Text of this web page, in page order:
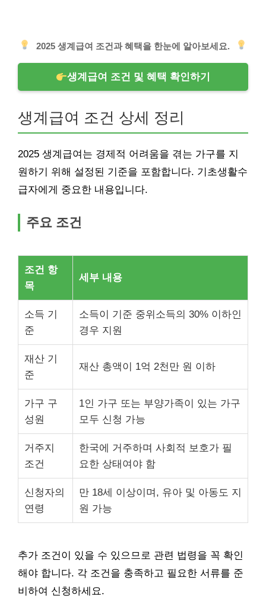
2025 생계급여 조건과 혜택을 한눈에 알아보세요.
생계급여 조건 및 혜택 확인하기
생계급여 조건 상세 정리
2025 생계급여는 경제적 어려움을 겪는 가구를 지
원하기 위해 설정된 기준을 포함합니다. 기초생활수
급자에게 중요한 내용입니다.
주요 조건
조건 항
목
세부 내용
소득 기
준
소득이 기준 중위소득의 30% 이하인
경우 지원
재산 기
준
재산 총액이 1억 2천만 원 이하
가구 구
성원
1인 가구 또는 부양가족이 있는 가구
모두 신청 가능
거주지
조건
한국에 거주하며 사회적 보호가 필
요한 상태여야 함
신청자의
연령
만 18세 이상이며, 유아 및 아동도 지
원 가능
추가 조건이 있을 수 있으므로 관련 법령을 꼭 확인
해야 합니다. 각 조건을 충족하고 필요한 서류를 준
비하여 신청하세요.